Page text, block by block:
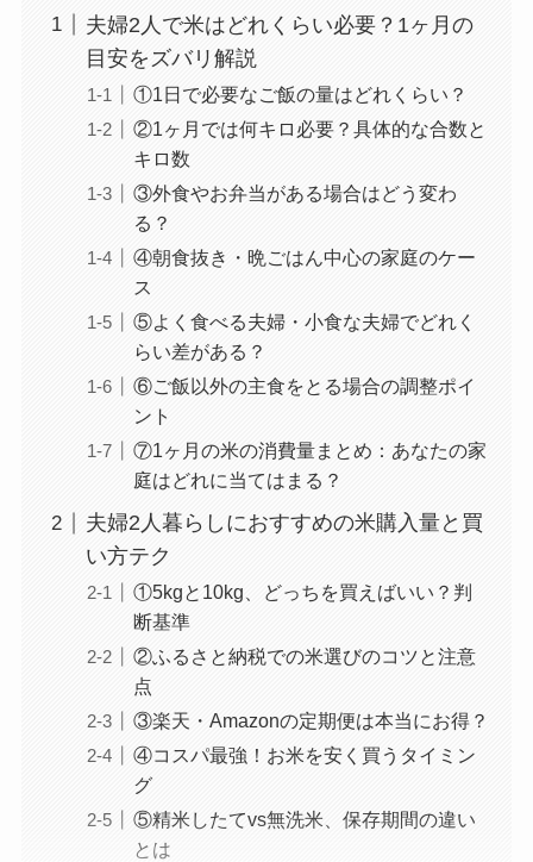
夫婦2人で米はどれくらい必要？1ヶ月の
目安をズバリ解説
①1日で必要なご飯の量はどれくらい？
②1ヶ月では何キロ必要？具体的な合数と
キロ数
③外食やお弁当がある場合はどう変わ
る？
④朝食抜き・晩ごはん中心の家庭のケー
ス
⑤よく食べる夫婦・小食な夫婦でどれく
らい差がある？
⑥ご飯以外の主食をとる場合の調整ポイ
ント
⑦1ヶ月の米の消費量まとめ：あなたの家
庭はどれに当てはまる？
夫婦2人暮らしにおすすめの米購入量と買
い方テク
①5kgと10kg、どっちを買えばいい？判
断基準
②ふるさと納税での米選びのコツと注意
点
③楽天・Amazonの定期便は本当にお得？
④コスパ最強！お米を安く買うタイミン
グ
⑤精米したてvs無洗米、保存期間の違い
とは